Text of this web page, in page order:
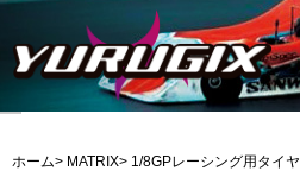
ホーム> MATRIX> 1/8GPレーシング用タイヤ